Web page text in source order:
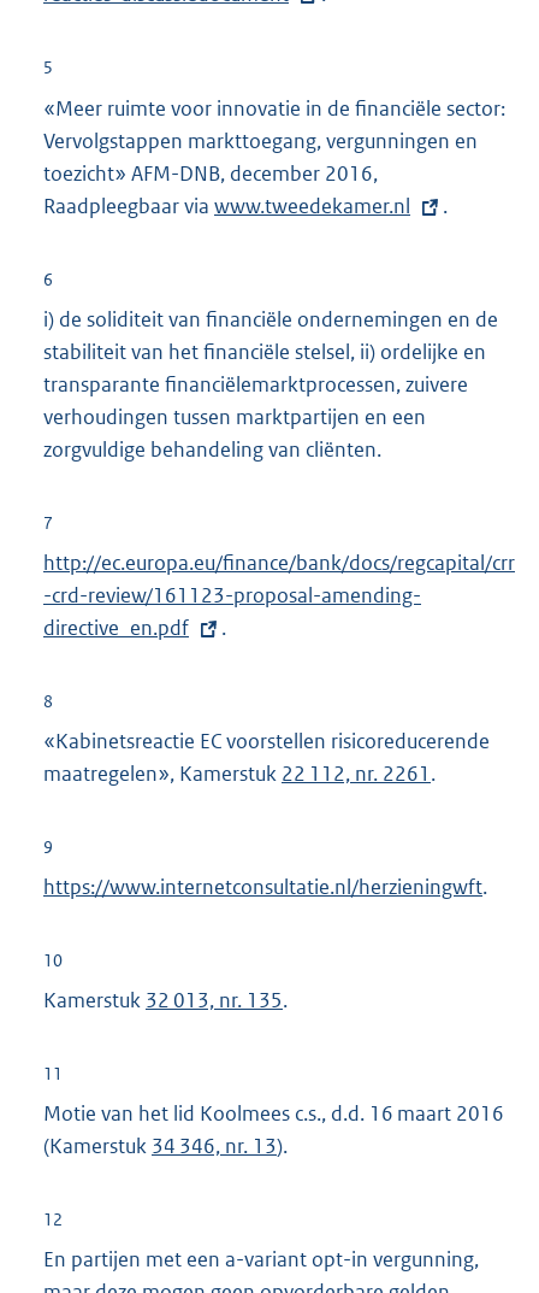
e
n
k
:
l
i
k
5
«Meer ruimte voor innovatie in de financiële sector:
Vervolgstappen markttoegang, vergunningen en
toezicht» AFM-DNB, december 2016,
Raadpleegbaar via E
r
n
e
l
i
:
www.tweedekamer.nl .
6
i) de soliditeit van financiële ondernemingen en de
stabiliteit van het financiële stelsel, ii) ordelijke en
transparante financiëlemarktprocessen, zuivere
verhoudingen tussen marktpartijen en een
zorgvuldige behandeling van cliënten.
7
E
x
t
r
n
k
http://ec.europa.eu/finance/bank/docs/regcapital/crr
-crd-review/161123-proposal-amending-
directive_en.pdf
.
8
«Kabinetsreactie EC voorstellen risicoreducerende
maatregelen», Kamerstuk 22 112, nr. 2261 .
9
https://www.internetconsultatie.nl/herzieningwft.
10
Kamerstuk 32 013, nr. 135.
11
Motie van het lid Koolmees c.s., d.d. 16 maart 2016
(Kamerstuk 34 346, nr. 13).
12
En partijen met een a-variant opt-in vergunning,